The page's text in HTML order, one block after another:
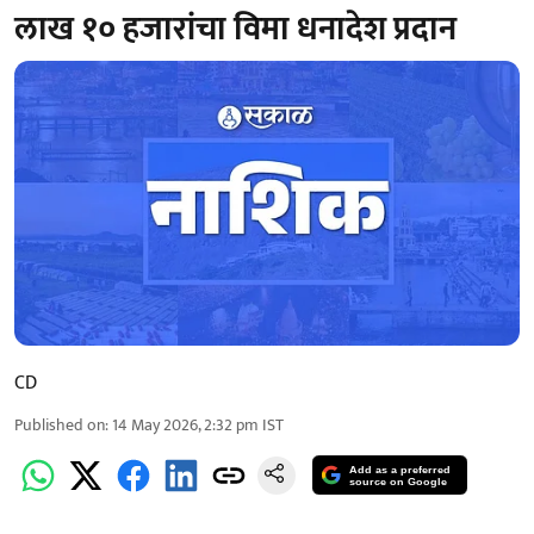
लाख १० हजारांचा विमा धनादेश प्रदान
CD
Published on:14 May 2026, 2:32 pm IST
Add as a preferred
source on Google